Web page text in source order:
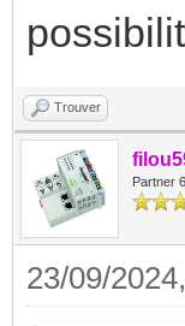
Trouver
Partner
23/09/